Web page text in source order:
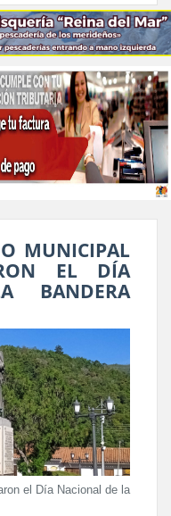
MUNICIPAL
EL DÍA
BANDERA
el Día Nacional de la